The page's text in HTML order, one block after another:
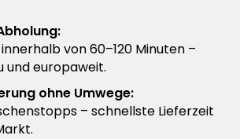
von 60–120 Minuten –
und europaweit.
ohne Umwege:
– schnellste Lieferzeit